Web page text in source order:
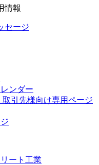
情報
セージ
ンダー
ート工業